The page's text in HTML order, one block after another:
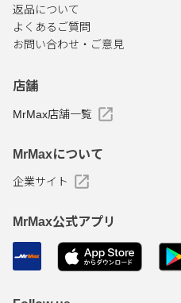
返品について
よくあるご質問
お問い合わせ・ご意見
店舗
MrMax店舗一覧
MrMaxについて
企業サイト
MrMax公式アプリ